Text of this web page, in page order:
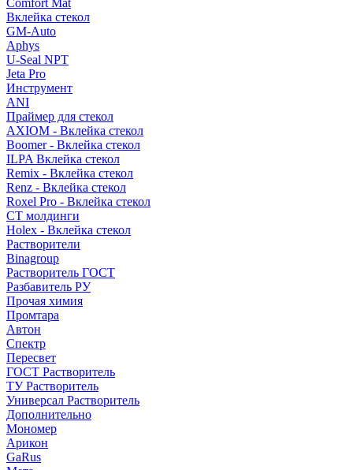
Comfort Mat
Вклейка стекол
GM-Auto
Aphys
U-Seal NPT
Jeta Pro
Инструмент
ANI
Праймер для стекол
AXIOM - Вклейка стекол
Boomer - Вклейка стекол
ILPA Вклейка стекол
Remix - Вклейка стекол
Renz - Вклейка стекол
Roxel Pro - Вклейка стекол
СТ молдинги
Holex - Вклейка стекол
Растворители
Binagroup
Растворитель ГОСТ
Разбавитель РУ
Прочая химия
Промтара
Автон
Спектр
Пересвет
ГОСТ Растворитель
ТУ Растворитель
Универсал Растворитель
Дополнительно
Мономер
Арикон
GaRus